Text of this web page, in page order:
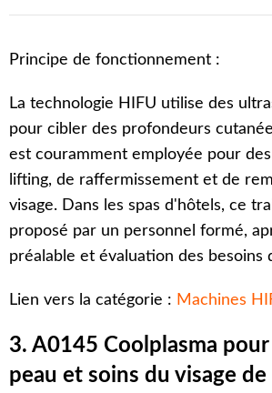
Principe de fonctionnement :
La technologie HIFU utilise des
pour cibler des profondeurs
est couramment employée pour
lifting, de raffermissement et de
visage. Dans les spas d'hôtels, ce
proposé par un personnel formé,
préalable et évaluation des besoins
Lien vers la catégorie : Machines
3. A0145 Coolplasma pour
peau et soins du visage de